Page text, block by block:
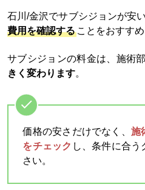
石川/金沢でサブシジョンが安
費用を確認する ことをおすすめ
サブシジョンの料金は、施術
きく変わります。
価格の安さだけでなく、 施
をチェック し、条件に合
さい。​